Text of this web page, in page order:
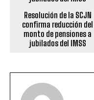
Resolución de la SCJN
confirma reducción del
monto de pensiones a
jubilados del IMSS